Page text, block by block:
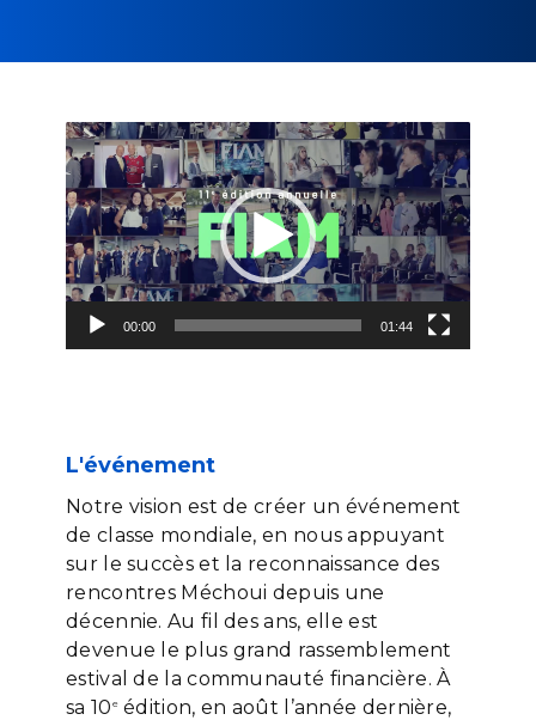
Lecteur
vidéo
00:00 01:44
L'événement
Notre vision est de créer un événement
de classe mondiale, en nous appuyant
sur le succès et la reconnaissance des
rencontres Méchoui depuis une
décennie. Au fil des ans, elle est
devenue le plus grand rassemblement
estival de la communauté financière. À
sa 10 eédition, en août l’année dernière,